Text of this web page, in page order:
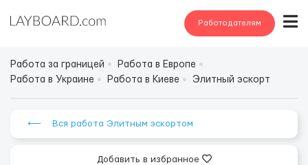
Работодателям
Работа за границей
Работа в Европе
Работа в Украине
Работа в Киеве Элитный эскорт
⟵ Вся работа Элитным эскортом
Добавить в избранное